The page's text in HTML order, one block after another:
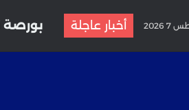
أخبار عاجلة